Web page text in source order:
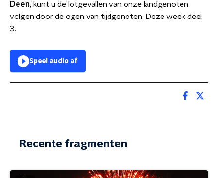
Deen, kunt u de lotgevallen van onze landgenoten
volgen door de ogen van tijdgenoten. Deze week deel
3.
Speel audio af
Recente fragmenten